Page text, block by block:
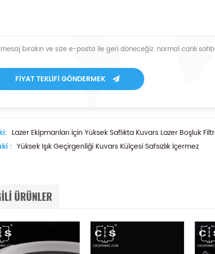
mesaj bırakın ve size e-posta ile geri döneceğiz. normal canlı
FIYAT TEKLIFI GÖNDERMEK
Lazer Ekipmanları için Yüksek Saflıkta Kuvars Lazer Boşluk
: Yüksek Işık Geçirgenliği Kuvars Külçesi Safsızlık İçermez
ÜRÜNLER